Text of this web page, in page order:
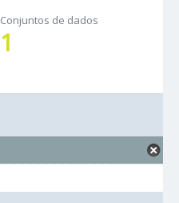
Conjuntos de dados
1